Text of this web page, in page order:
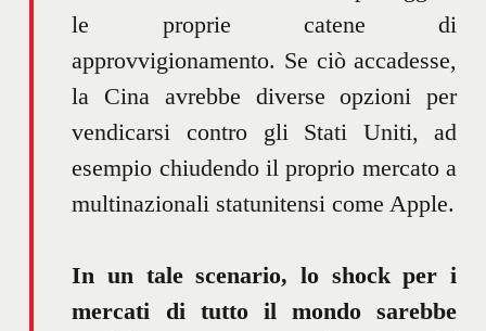
le proprie catene di
approvvigionamento. Se ciò accadesse,
la Cina avrebbe diverse opzioni per
vendicarsi contro gli Stati Uniti, ad
esempio chiudendo il proprio mercato a
multinazionali statunitensi come Apple.
In un tale scenario, lo shock per i
mercati di tutto il mondo sarebbe